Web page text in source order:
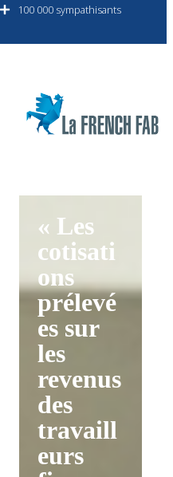
100 000 sympathisants
« Les
cotisati
ons
prélevé
es sur
les
revenus
des
travaill
eurs